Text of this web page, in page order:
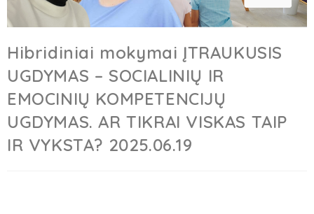
Hibridiniai mokymai ĮTRAUKUSIS
UGDYMAS – SOCIALINIŲ IR
EMOCINIŲ KOMPETENCIJŲ
UGDYMAS. AR TIKRAI VISKAS TAIP
IR VYKSTA? 2025.06.19